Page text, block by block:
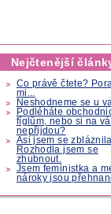
Nejčtenější
Co právě čtete?
mi...
Neshodneme se u
Podléháte
fíglům, nebo si na
nepřijdou?
Asi jsem se
Rozhodla jsem se
zhubnout.
Jsem feministka a
nároky jsou